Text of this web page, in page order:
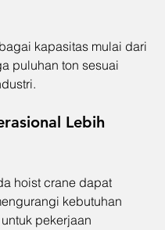
kapasitas mulai dari
puluhan ton sesuai
Lebih
hoist crane dapat
kebutuhan
pekerjaan